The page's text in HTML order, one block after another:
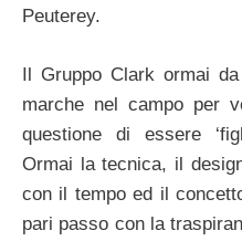
Peuterey.
Il Gruppo Clark ormai
marche nel campo per
questione di essere
Ormai la tecnica, il
con il tempo ed il
pari passo con la